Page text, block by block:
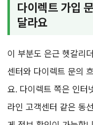
다이렉트 가입
달라요
이 부분도 은근 헷갈리
센터와 다이렉트 문의
요. 다이렉트 쪽은 인터
라인 고객센터 같은 동